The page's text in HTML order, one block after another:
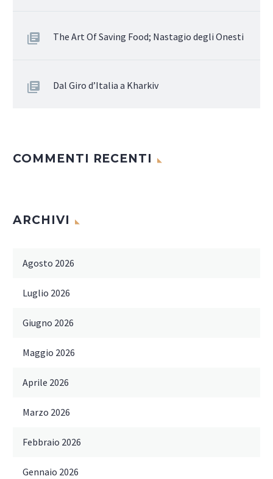
The Art Of Saving Food; Nastagio degli Onesti
Dal Giro d’Italia a Kharkiv
COMMENTI RECENTI
ARCHIVI
Agosto 2026
Luglio 2026
Giugno 2026
Maggio 2026
Aprile 2026
Marzo 2026
Febbraio 2026
Gennaio 2026